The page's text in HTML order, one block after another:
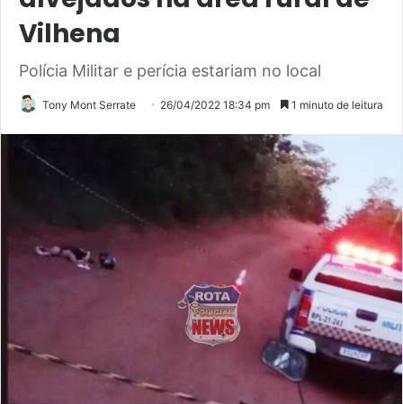
Vilhena
Polícia Militar e perícia estariam no local
Tony Mont Serrate 26/04/2022 18:34 pm 1 minuto de leitura